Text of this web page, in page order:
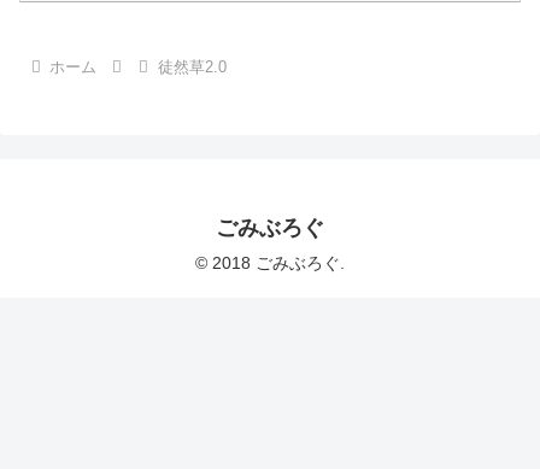
ホーム 徒然草2.0
ごみぶろぐ
© 2018 ごみぶろぐ.